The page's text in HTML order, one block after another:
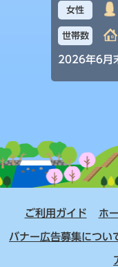
女性
世帯数
2026年6月
ご利用ガイド ホ
バナー広告募集につい